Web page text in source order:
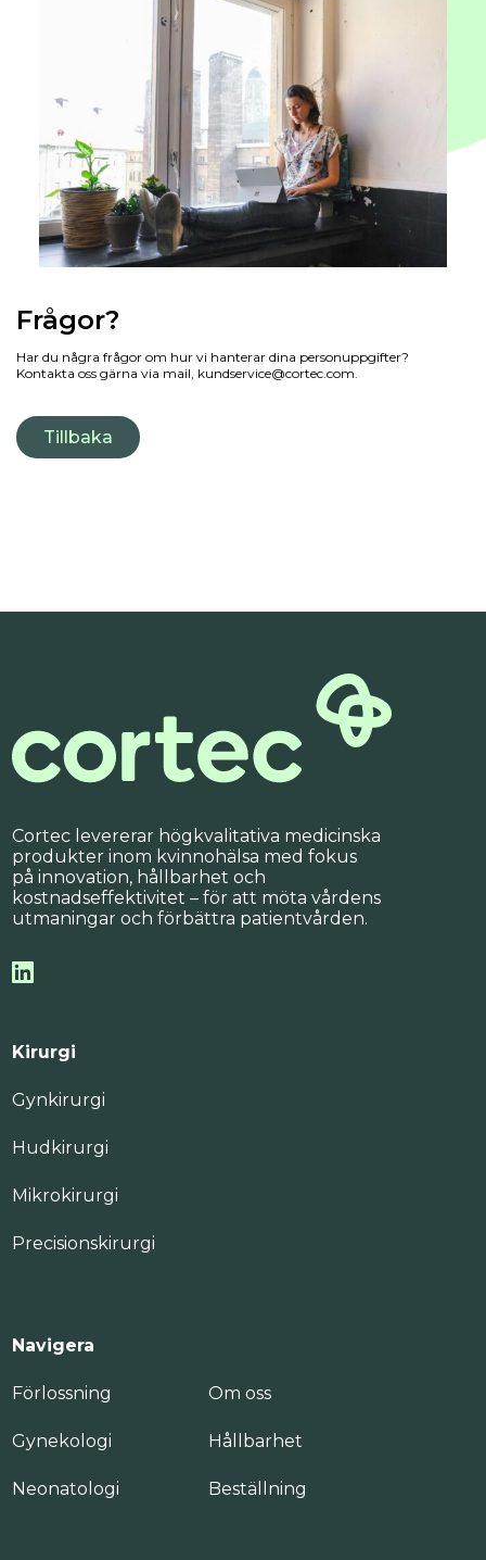
Frågor?
Har du några frågor om hur vi hanterar dina personuppgifter?
Kontakta oss gärna via mail, kundservice@cortec.com.
Tillbaka
Cortec levererar högkvalitativa medicinska
produkter inom kvinnohälsa med fokus
på innovation, hållbarhet och
kostnadseffektivitet – för att möta vårdens
utmaningar och förbättra patientvården.
Kirurgi
Gynkirurgi
Hudkirurgi
Mikrokirurgi
Precisionskirurgi
Navigera
Förlossning
Gynekologi
Neonatologi
Om oss
Hållbarhet
Beställning